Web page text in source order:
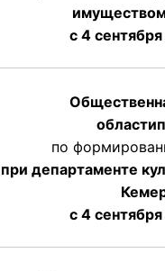
с 4
области
по
при департаменте
с 4